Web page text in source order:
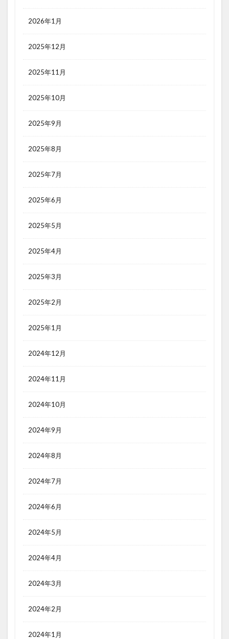
2026年1月
2025年12月
2025年11月
2025年10月
2025年9月
2025年8月
2025年7月
2025年6月
2025年5月
2025年4月
2025年3月
2025年2月
2025年1月
2024年12月
2024年11月
2024年10月
2024年9月
2024年8月
2024年7月
2024年6月
2024年5月
2024年4月
2024年3月
2024年2月
2024年1月